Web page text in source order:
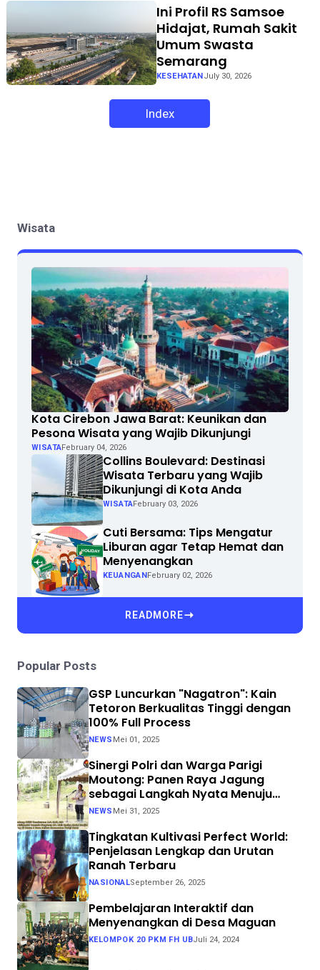
Ini Profil RS Samsoe
Hidajat, Rumah Sakit
Umum Swasta
Semarang
KESEHATANJuly 30, 2026
Index
Wisata
Kota Cirebon Jawa Barat: Keunikan dan
Pesona Wisata yang Wajib Dikunjungi
WISATAFebruary 04, 2026
Collins Boulevard: Destinasi
Wisata Terbaru yang Wajib
Dikunjungi di Kota Anda
WISATAFebruary 03, 2026
Cuti Bersama: Tips Mengatur
Liburan agar Tetap Hemat dan
Menyenangkan
KEUANGANFebruary 02, 2026
READMORE
Popular Posts
GSP Luncurkan "Nagatron": Kain
Tetoron Berkualitas Tinggi dengan
100% Full Process
NEWS Mei 01, 2025
Sinergi Polri dan Warga Parigi
Moutong: Panen Raya Jagung
sebagai Langkah Nyata Menuju
Swasembada Pangan
NEWS Mei 31, 2025
Tingkatan Kultivasi Perfect World:
Penjelasan Lengkap dan Urutan
Ranah Terbaru
NASIONALSeptember 26, 2025
Pembelajaran Interaktif dan
Menyenangkan di Desa Maguan
KELOMPOK 20 PKM FH UBJuli 24, 2024